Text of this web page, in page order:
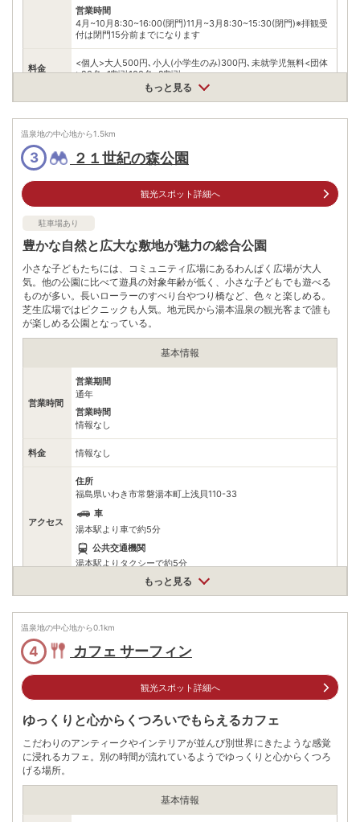
営業時間
4月~10月8:30~16:00(閉門)11月~3月8:30~15:30(閉門)※拝観受
付は閉門15分前までになります
料金
<個人>大人500円､小人(小学生のみ)300円､未就学児無料<団体
>20名~1割引100名~2割引
アクセス
住所
車
常磐自動車道いわき湯本ICより車で約15分
JR常磐線いわき駅→川平行きバスあみだ堂バス停､徒歩約5分
駐車場
※一台一台駐車場の区切りは無
電話番号 0246267008
※ 掲載情報は変更になる場合があります。最新の内容はご利用前にご自身でお
問合せください。
※ 料金情報は税込・税抜表記が混ざっております。正しい金額はご利用前にご
自身でお問合せください。
もっと見る
温泉地の中心地から1.5km
3 ２１世紀の森公園
観光スポット詳細へ
駐車場あり
豊かな自然と広大な敷地が魅力の総合公園
小さな子どもたちには、コミュニティ広場にあるわんぱく広場が大人
気。他の公園に比べて遊具の対象年齢が低く、小さな子どもでも遊べる
ものが多い。長いローラーのすべり台やつり橋など、色々と楽しめる。
芝生広場ではピクニックも人気。地元民から湯本温泉の観光客まで誰も
が楽しめる公園となっている。
基本情報
営業時間
営業期間
通年
営業時間
情報なし
料金 情報なし
アクセス
住所
福島県いわき市常磐湯本町上浅貝110-33
車
湯本駅より車で約5分
公共交通機関
湯本駅よりタクシーで約5分
ィ広場東駐車場51西駐車場245南駐車場20北駐車場44
電話番号
問合せください。
※ 料金情報は税込・税抜表記が混ざっております。正しい金額はご利用前にご
もっと見る
温泉地の中心地から0.1km
4 カフェ サーフィン
観光スポット詳細へ
ゆっくりと心からくつろいでもらえるカフェ
こだわりのアンティークやインテリアが並んび別世界にきたような感覚
に浸れるカフェ。別の時間が流れているようでゆっくりと心からくつろ
げる場所。
基本情報